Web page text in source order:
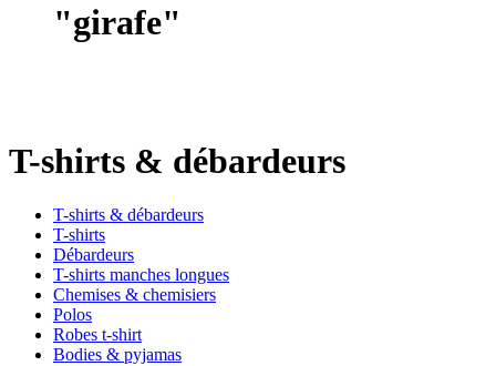
"girafe"
T-shirts & débardeurs
T-shirts & débardeurs
T-shirts
Débardeurs
T-shirts manches longues
Chemises & chemisiers
Polos
Robes t-shirt
Bodies & pyjamas